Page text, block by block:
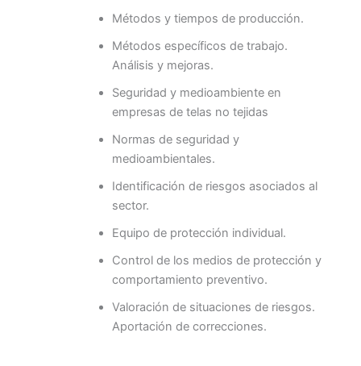
Métodos y tiempos de producción.
Métodos específicos de trabajo.
Análisis y mejoras.
Seguridad y medioambiente en
empresas de telas no tejidas
Normas de seguridad y
medioambientales.
Identificación de riesgos asociados al
sector.
Equipo de protección individual.
Control de los medios de protección y
comportamiento preventivo.
Valoración de situaciones de riesgos.
Aportación de correcciones.